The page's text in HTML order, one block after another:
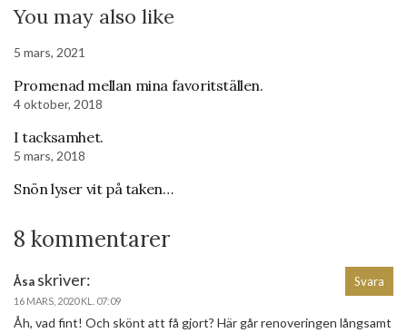
You may also like
5 mars, 2021
Promenad mellan mina favoritställen.
4 oktober, 2018
I tacksamhet.
5 mars, 2018
Snön lyser vit på taken…
8 kommentarer
Åsa skriver:
16 MARS, 2020 KL. 07:09
Åh, vad fint! Och skönt att få gjort? Här går renoveringen långsamt
Svara